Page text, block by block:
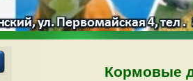
Кормовые